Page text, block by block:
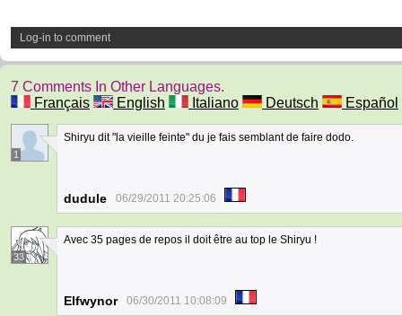
Log-in to comment
7 Comments In Other Languages.
Français
English Italiano Deutsch Español
1
Shiryu dit "la vieille feinte" du je fais semblant de faire dodo.
dudule 06/29/2011 20:25:06
33
Avec 35 pages de repos il doit être au top le Shiryu !
Elfwynor 06/30/2011 10:08:09